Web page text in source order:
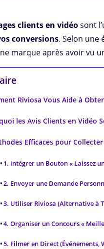
clients en vidéosont
conversions. Selon une
marque après avoir vu
Riviosa Vous Aide à
les Avis Clients en Vidéo
Efficaces pour
1. Intégrer un Bouton « Laissez
2. Envoyer une Demande
3. Utiliser Riviosa (Alternative à
4. Organiser un Concours «
5. Filmer en Direct (Événements,